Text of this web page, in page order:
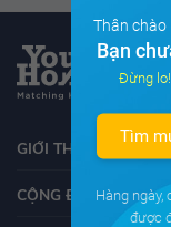
GIỚI THIỆU VỀ
CỘNG ĐỒNG
Thân chào
Bạn
Đừng
Tìm
Hàng ngày,
được